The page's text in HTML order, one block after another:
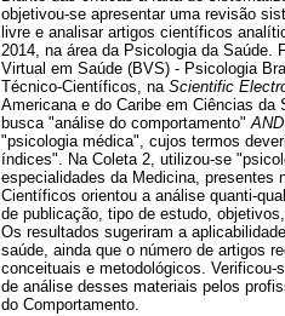
objetivou-se apresentar uma revisão
livre e analisar artigos científicos
2014, na área da Psicologia da Saúde.
Virtual em Saúde (BVS) - Psicologia
Técnico-Científicos, na Scientific
Americana e do Caribe em Ciências
busca "análise do comportamento"AND
"psicologia médica", cujos termos
índices". Na Coleta 2, utilizou-se
especialidades da Medicina, presentes
Científicos orientou a análise quanti-
de publicação, tipo de estudo,
Os resultados sugeriram a
saúde, ainda que o número de artigos
conceituais e metodológicos.
de análise desses materiais pelos
do Comportamento.